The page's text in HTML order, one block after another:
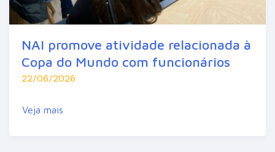
NAI promove atividade relacionada à
Copa do Mundo com funcionários
22/06/2026
Veja mais